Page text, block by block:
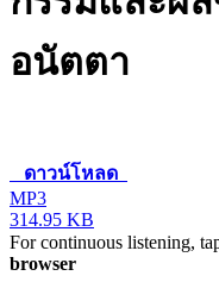
อนัตตา
ดาวน์โหลด
MP3
314.95 KB
For continuous listening,
browser